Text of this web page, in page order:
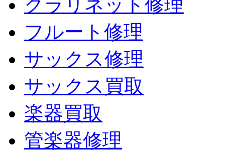
クラリネット修理
フルート修理
サックス修理
サックス買取
楽器買取
管楽器修理